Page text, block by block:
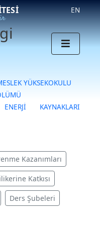
EN
YÜKSEKOKULU
KAYNAKLARI
Kazanımları
Katkısı
Ders Şubeleri